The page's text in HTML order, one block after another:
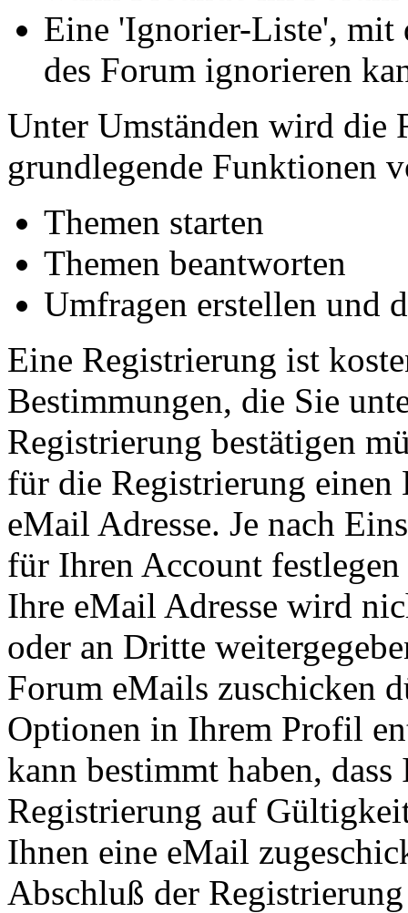
Eine 'Ignorier-Liste', mit
des Forum ignorieren
Unter Umständen wird die
grundlegende Funktionen
Themen starten
Themen beantworten
Umfragen erstellen und
Eine Registrierung ist
Bestimmungen, die Sie
Registrierung bestätigen
für die Registrierung einen
eMail Adresse. Je nach
für Ihren Account
Ihre eMail Adresse wird
oder an Dritte
Forum eMails zuschicken
Optionen in Ihrem Profil
kann bestimmt haben,
Registrierung auf
Ihnen eine eMail
Abschluß der